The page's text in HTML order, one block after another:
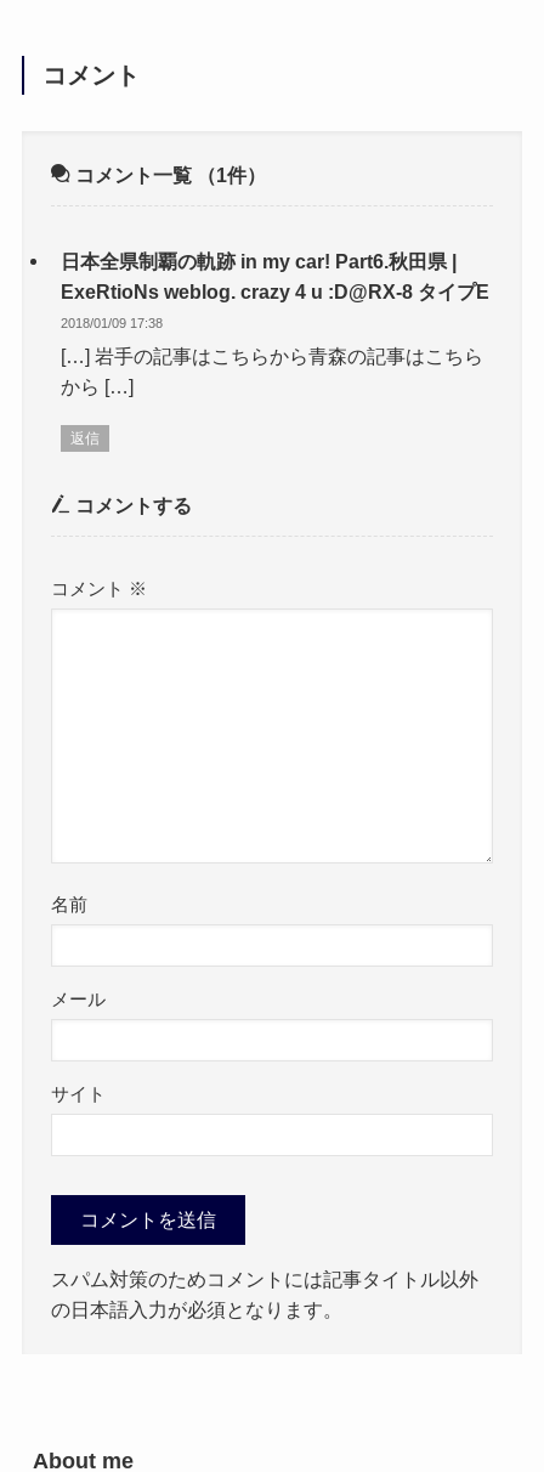
コメント
コメント一覧 （1件）
日本全県制覇の軌跡 in my car! Part6.秋田県 |
ExeRtioNs weblog. crazy 4 u :D@RX-8 タイプE
2018/01/09 17:38
[…] 岩手の記事はこちらから青森の記事はこちら
から […]
返信
コメントする
コメント ※
名前
メール
サイト
スパム対策のためコメントには記事タイトル以外
の日本語入力が必須となります。
About me